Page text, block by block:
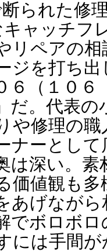
れた修理
ャッチフ
リペアの
ジを打ち
０６（１０
だ。代表の
や修理の
ナーとし
深い。素
価値観も
あげなが
でボロボ
には手間